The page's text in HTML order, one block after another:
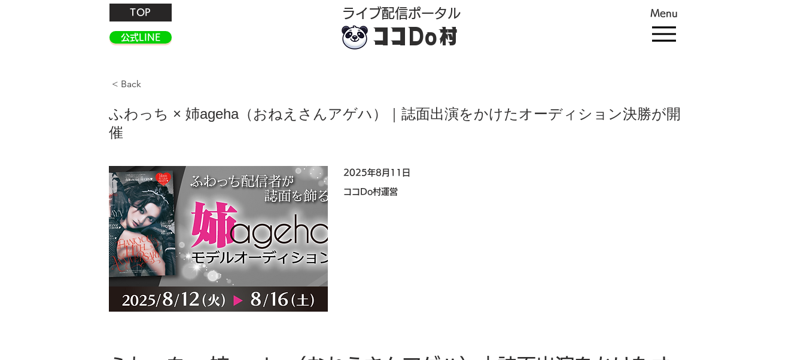
TOP
公式LINE
​ライブ配信ポータル
ココDo村
Menu
< Back
ふわっち × 姉ageha（おねえさんアゲハ）｜誌面出演をかけたオーディション決勝が開
催
2025年8月11日
ココDo村運営